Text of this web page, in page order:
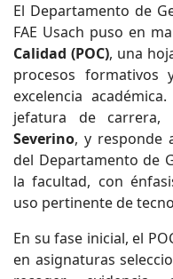
El Departamento de
FAE Usach puso en
Calidad (POC), una
procesos formativos
excelencia
jefatura de
Severino, y responde
del Departamento de
la facultad, con
uso pertinente de
En su fase inicial, el
en asignaturas